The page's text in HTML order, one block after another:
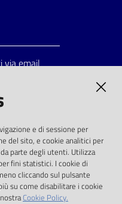
via email
direttiva
36/2006
e di sessione per
del sito, e cookie analitici per
parte degli utenti. Utilizza
fini statistici. I cookie di
cliccando sul pulsante
su come disabilitare i cookie
Cookie Policy.